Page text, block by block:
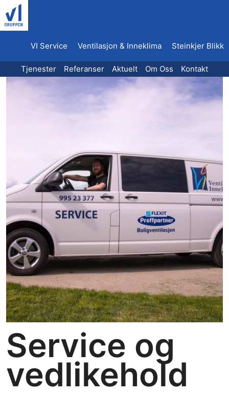
Hopp
til
innhold
VI Service Ventilasjon & Inneklima Steinkjer Blikk
Tjenester Referanser Aktuelt Om Oss Kontakt
Service og
vedlikehold